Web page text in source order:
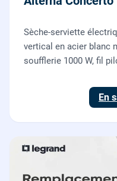
Sèche-serviette
vertical en acier blanc
soufflerie 1000 W, fil
En